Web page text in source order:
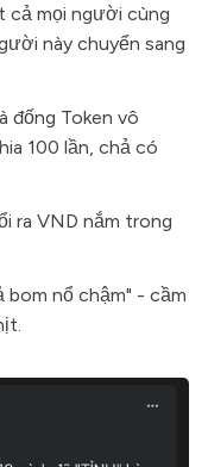
cả mọi người cùng
này chuyển sang
đống Token vô
100 lần, chả có
ra VND nắm trong
bom nổ chậm" - cầm